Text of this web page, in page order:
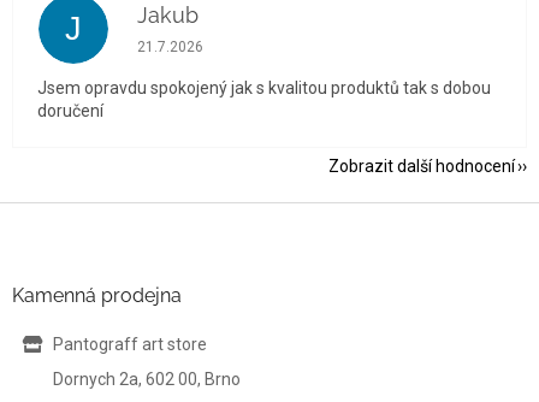
J Jakub
Hodnocení obchodu je 5 z 5 hvězdiček.
21.7.2026
Jsem opravdu spokojený jak s kvalitou produktů tak s dobou
doručení
Zobrazit další hodnocení
Kamenná prodejna
Pantograff art store
Dornych 2a, 602 00, Brno